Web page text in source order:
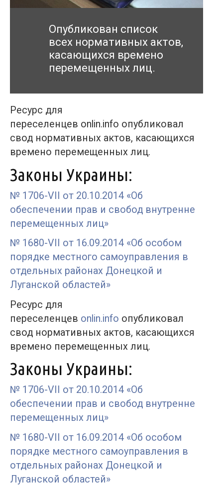
Опубликован список
всех нормативных актов,
касающихся времено
перемещенных лиц.
Ресурс для
переселенцев onlin.info опубликовал
свод нормативных актов, касающихся
времено перемещенных лиц.
Законы Украины:
№ 1706-VII от 20.10.2014 «Об
обеспечении прав и свобод внутренне
перемещенных лиц»
№ 1680-VII от 16.09.2014 «Об особом
порядке местного самоуправления в
отдельных районах Донецкой и
Луганской областей»
Ресурс для
переселенцев onlin.info опубликовал
свод нормативных актов, касающихся
времено перемещенных лиц.
Законы Украины:
№ 1706-VII от 20.10.2014 «Об
обеспечении прав и свобод внутренне
перемещенных лиц»
№ 1680-VII от 16.09.2014 «Об особом
порядке местного самоуправления в
отдельных районах Донецкой и
Луганской областей»